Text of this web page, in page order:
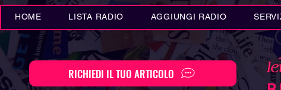
HOME LISTA RADIO AGGIUNGI RADIO
RICHIEDI IL TUO ARTICOLO